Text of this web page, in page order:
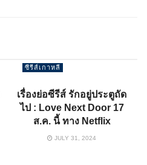
ซีรีส์เกาหลี
เรื่องย่อซีรีส์ รักอยู่ประตูถัด
ไป : Love Next Door 17
ส.ค. นี้ ทาง Netflix
JULY 31, 2024